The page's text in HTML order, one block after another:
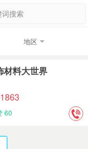
搜索
地区
材料大世界
60